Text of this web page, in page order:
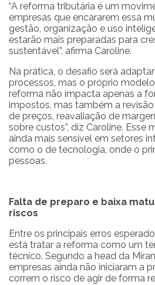
“A reforma tributária é um
empresas que encararem essa
gestão, organização e uso
estarão mais preparadas para
sustentável”, afirma Caroline.
Na prática, o desafio será
processos, mas o próprio
reforma não impacta apenas a
impostos, mas também a
de preços, reavaliação de
sobre custos”, diz Caroline. Esse
ainda mais sensível em setores
como o de tecnologia, onde o
pessoas.
Falta de preparo e baixa
riscos
Entre os principais erros
está tratar a reforma como um
técnico. Segundo a head da
empresas ainda não iniciaram a
correm o risco de agir de forma